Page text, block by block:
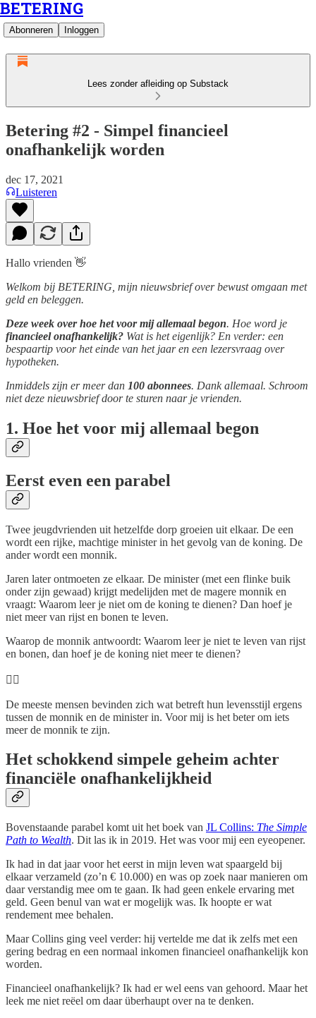
BETERING
Abonneren Inloggen
Lees zonder afleiding op Substack
Betering #2 - Simpel financieel
onafhankelijk worden
dec 17, 2021
Luisteren
Hallo vrienden 👋
Welkom bij BETERING, mijn nieuwsbrief over bewust omgaan met
geld en beleggen.
Deze week over hoe het voor mij allemaal begon. Hoe word je
financieel onafhankelijk? Wat is het eigenlijk? En verder: een
bespaartip voor het einde van het jaar en een lezersvraag over
hypotheken.
Inmiddels zijn er meer dan 100 abonnees. Dank allemaal. Schroom
niet deze nieuwsbrief door te sturen naar je vrienden.
1. Hoe het voor mij allemaal begon
Eerst even een parabel
Twee jeugdvrienden uit hetzelfde dorp groeien uit elkaar. De een
wordt een rijke, machtige minister in het gevolg van de koning. De
ander wordt een monnik.
Jaren later ontmoeten ze elkaar. De minister (met een flinke buik
onder zijn gewaad) krijgt medelijden met de magere monnik en
vraagt: Waarom leer je niet om de koning te dienen? Dan hoef je
niet meer van rijst en bonen te leven.
Waarop de monnik antwoordt: Waarom leer je niet te leven van rijst
en bonen, dan hoef je de koning niet meer te dienen?
🧘‍♂️
De meeste mensen bevinden zich wat betreft hun levensstijl ergens
tussen de monnik en de minister in. Voor mij is het beter om iets
meer de monnik te zijn.
Het schokkend simpele geheim achter
financiële onafhankelijkheid
Bovenstaande parabel komt uit het boek van JL Collins: The Simple
Path to Wealth. Dit las ik in 2019. Het was voor mij een eyeopener.
Ik had in dat jaar voor het eerst in mijn leven wat spaargeld bij
elkaar verzameld (zo’n € 10.000) en was op zoek naar manieren om
daar verstandig mee om te gaan. Ik had geen enkele ervaring met
geld. Geen benul van wat er mogelijk was. Ik hoopte er wat
rendement mee behalen.
Maar Collins ging veel verder: hij vertelde me dat ik zelfs met een
gering bedrag en een normaal inkomen financieel onafhankelijk kon
worden.
Financieel onafhankelijk? Ik had er wel eens van gehoord. Maar het
leek me niet reëel om daar überhaupt over na te denken.